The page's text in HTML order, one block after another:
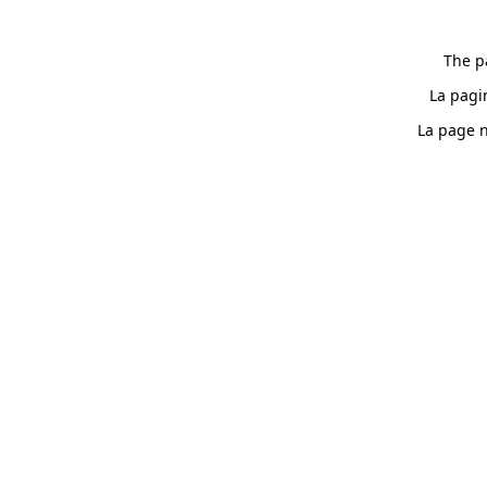
The
La
La page